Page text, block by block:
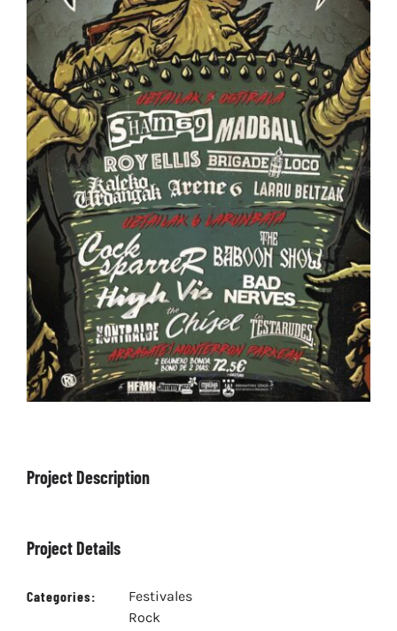
ARTÍCULOS
QUÉ HACEMOS
MECENAZGO
CONTRATACIÓN
CONTACTO
BIO
Project Description
Project Details
Categories:
Festivales
Rock